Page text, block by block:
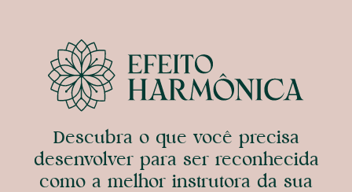
Descubra o que você precisa
desenvolver para ser reconhecida
como a melhor instrutora da sua